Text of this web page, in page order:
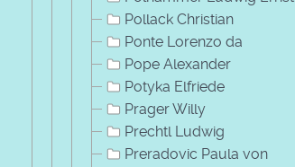
Pollack Christian
Ponte Lorenzo da
Pope Alexander
Potyka Elfriede
Prager Willy
Prechtl Ludwig
Preradovic Paula von